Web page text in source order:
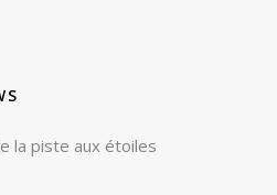
la piste aux étoiles